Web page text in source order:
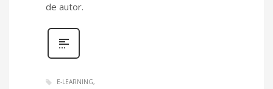
Académicas
Ambientes híbridos
de autor.
E-LEARNING